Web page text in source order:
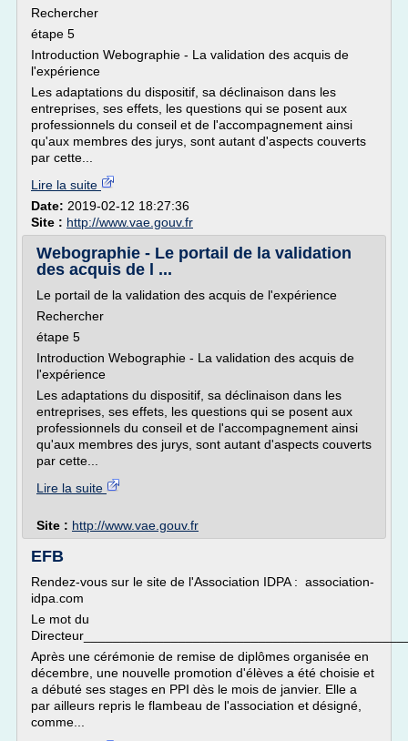
Rechercher
étape 5
Introduction Webographie - La validation des acquis de
l'expérience
Les adaptations du dispositif, sa déclinaison dans les
entreprises, ses effets, les questions qui se posent aux
professionnels du conseil et de l'accompagnement ainsi
qu'aux membres des jurys, sont autant d'aspects couverts
par cette...
Lire la suite
Date: 2019-02-12 18:27:36
Site : http://www.vae.gouv.fr
Webographie - Le portail de la validation
des acquis de l ...
Le portail de la validation des acquis de l'expérience
Rechercher
étape 5
Introduction Webographie - La validation des acquis de
l'expérience
Les adaptations du dispositif, sa déclinaison dans les
entreprises, ses effets, les questions qui se posent aux
professionnels du conseil et de l'accompagnement ainsi
qu'aux membres des jurys, sont autant d'aspects couverts
par cette...
Lire la suite
Site : http://www.vae.gouv.fr
EFB
Rendez-vous sur le site de l'Association IDPA : association-
idpa.com
Le mot du
Après une cérémonie de remise de diplômes organisée en
décembre, une nouvelle promotion d'élèves a été choisie et
a débuté ses stages en PPI dès le mois de janvier. Elle a
par ailleurs repris le flambeau de l'association et désigné,
comme...